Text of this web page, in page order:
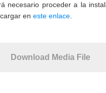
necesario proceder a la
en este enlace
Download Media File